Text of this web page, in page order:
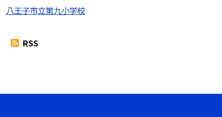
八王子市立第九小学校
RSS